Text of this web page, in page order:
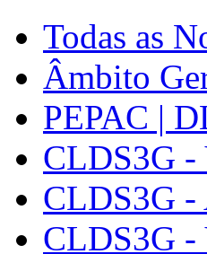
Todas as
Âmbito
PEPAC |
CLDS3G -
CLDS3G -
CLDS3G